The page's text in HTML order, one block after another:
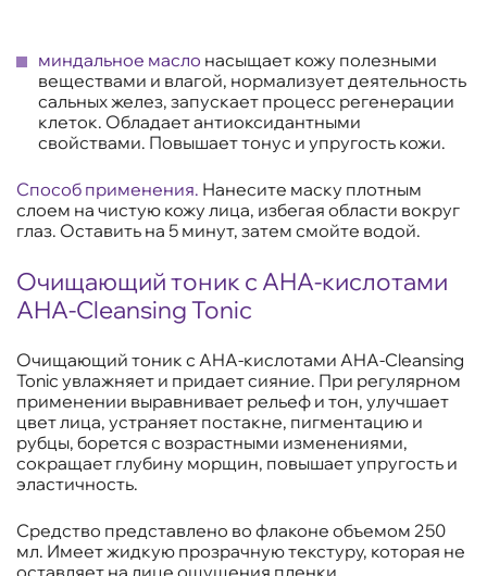
миндальное масло насыщает кожу полезными
веществами и влагой, нормализует деятельность
сальных желез, запускает процесс регенерации
клеток. Обладает антиоксидантными
свойствами. Повышает тонус и упругость кожи.
Способ применения. Нанесите маску плотным
слоем на чистую кожу лица, избегая области вокруг
глаз. Оставить на 5 минут, затем смойте водой.
Очищающий тоник с AHA-кислотами
AHA-Cleansing Tonic
Очищающий тоник с AHA-кислотами AHA-Cleansing
Tonic увлажняет и придает сияние. При регулярном
применении выравнивает рельеф и тон, улучшает
цвет лица, устраняет постакне, пигментацию и
рубцы, борется с возрастными изменениями,
сокращает глубину морщин, повышает упругость и
эластичность.
Средство представлено во флаконе объемом 250
мл. Имеет жидкую прозрачную текстуру, которая не